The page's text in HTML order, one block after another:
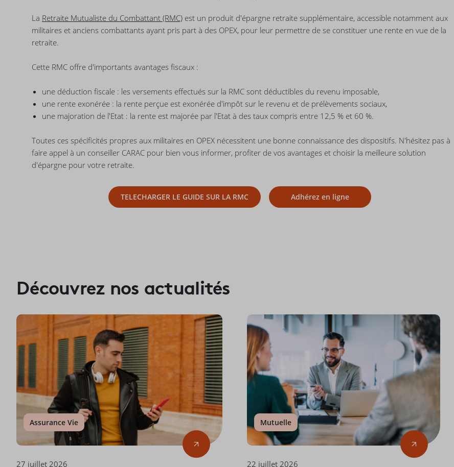
La Retraite Mutualiste du Combattant (RMC) est un produit d'épargne retraite supplémentaire, accessible notamment aux
militaires et anciens combattants ayant pris part à des OPEX, pour leur permettre de se constituer une rente en vue de la
retraite.
Cette RMC offre d'importants avantages fiscaux :
une déduction fiscale : les versements effectués sur la RMC sont déductibles du revenu imposable,
une rente exonérée : la rente perçue est exonérée d'impôt sur le revenu et de prélèvements sociaux,
une majoration de l'Etat : la rente est majorée par l'Etat à des taux compris entre 12,5 % et 60 %.
Toutes ces spécificités propres aux militaires en OPEX nécessitent une bonne connaissance des dispositifs. N'hésitez pas à
faire appel à un conseiller CARAC pour bien vous informer, profiter de vos avantages et choisir la meilleure solution
d'épargne pour votre retraite.
TELECHARGER LE GUIDE SUR LA RMC Adhérez en ligne
Découvrez nos actualités
Assurance Vie
27 juillet 2026
Mutuelle
22 juillet 2026